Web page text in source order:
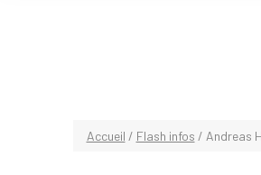
Accueil / Flash infos / Andreas